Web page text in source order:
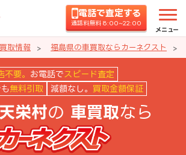
電話で査定する
通話料無料 8:00~22:00
メニュー
取情報 福島県の車買取ならカーネクスト
の車買取ならカー
不要。 お電話で スピード査定
無料引取 減額なし。 買取金額保証
栄村の 車買取なら